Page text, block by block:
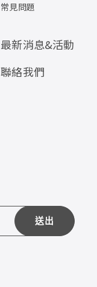
常見問題
最新消息&活動
聯絡我們
送出